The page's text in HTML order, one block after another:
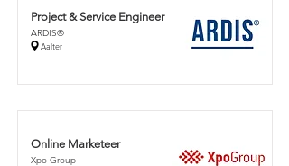
Project & Service Engineer
ARDIS®
Aalter
Online Marketeer
Xpo Group